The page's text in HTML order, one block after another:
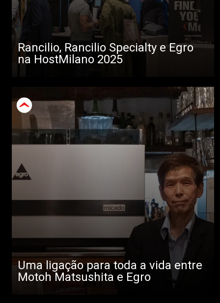
Rancilio, Rancilio Specialty e Egro
na HostMilano 2025
Uma ligação para toda a vida entre
Motoh Matsushita e Egro